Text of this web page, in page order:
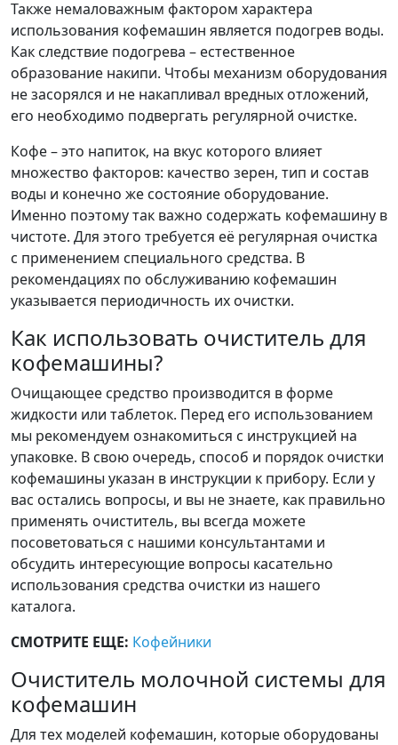
Также немаловажным фактором характера
использования кофемашин является подогрев воды.
Как следствие подогрева – естественное
образование накипи. Чтобы механизм оборудования
не засорялся и не накапливал вредных отложений,
его необходимо подвергать регулярной очистке.
Кофе – это напиток, на вкус которого влияет
множество факторов: качество зерен, тип и состав
воды и конечно же состояние оборудование.
Именно поэтому так важно содержать кофемашину в
чистоте. Для этого требуется её регулярная очистка
с применением специального средства. В
рекомендациях по обслуживанию кофемашин
указывается периодичность их очистки.
Как использовать очиститель для
кофемашины?
Очищающее средство производится в форме
жидкости или таблеток. Перед его использованием
мы рекомендуем ознакомиться с инструкцией на
упаковке. В свою очередь, способ и порядок очистки
кофемашины указан в инструкции к прибору. Если у
вас остались вопросы, и вы не знаете, как правильно
применять очиститель, вы всегда можете
посоветоваться с нашими консультантами и
обсудить интересующие вопросы касательно
использования средства очистки из нашего
каталога.
СМОТРИТЕ ЕЩЕ: Кофейники
Очиститель молочной системы для
кофемашин
Для тех моделей кофемашин, которые оборудованы